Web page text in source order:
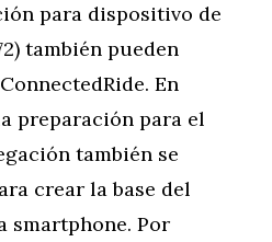
para dispositivo de
también pueden
En
preparación para el
también se
crear la base del
smartphone. Por